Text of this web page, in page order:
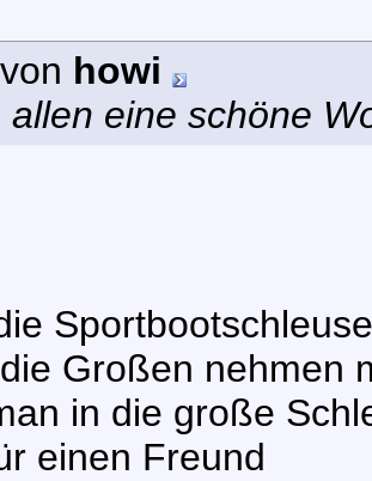
howi
allen eine schöne
Großen nehmen
in die große
einen Freund